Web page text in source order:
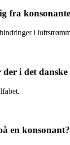
fra
i
i det danske
en konsonant?